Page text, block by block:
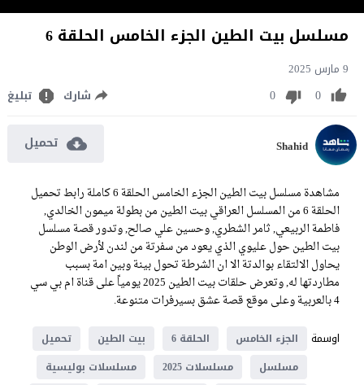
مسلسل بيت الطين الجزء الخامس الحلقة 6
9 مارس 2025
0
0 شارك تبليغ
Shahid تحميل
مشاهدة مسلسل بيت الطين الجزء الخامس الحلقة 6 كاملة رابط تحميل
الحلقة 6 من المسلسل العراقي بيت الطين من بطولة ميمون الخالدي,
فاطمة الربيعي, ثامر الشطري, وحسين علي صالح, وتدور قصة مسلسل
بيت الطين حول عليوي الذي يعود من سفرتة من لندن لأرض الوطن
يحاول الالتقاء بوالدتة الا ان الشرطة تحول بينة وبين امة بسبب
مطاردتها له, وتعرض حلقات بيت الطين 2025 يومياً على قناة ام بي سي
4 بالعربية وعلى موقع قصة عشق بسيرفرات متنوعة.
اوسمة
الجزء الخامس الحلقة 6 بيت الطين
تحميل
مسلسل
مسلسلات 2025
مسلسلات بوليسية